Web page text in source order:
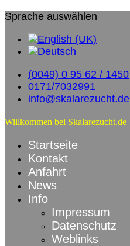
Sprache auswählen
(0049) 0 95 62 / 1450
0171/7032991
info@skalarezucht.de
Willkommen bei Skalarezucht.de
Startseite
Kontakt
Anfahrt
News
Info
Impressum
Datenschutz
Weblinks